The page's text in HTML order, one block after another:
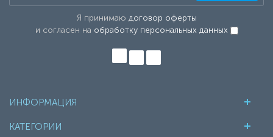
Я принимаю договор оферты
и согласен на обработку персональных данных
ИНФОРМАЦИЯ
КАТЕГОРИИ